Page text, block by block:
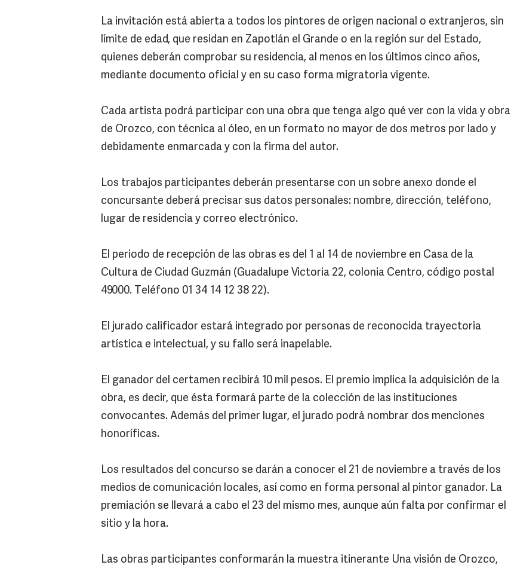
La invitación está abierta a todos los pintores de origen nacional o extranjeros, sin
límite de edad, que residan en Zapotlán el Grande o en la región sur del Estado,
quienes deberán comprobar su residencia, al menos en los últimos cinco años,
mediante documento oficial y en su caso forma migratoria vigente.
Cada artista podrá participar con una obra que tenga algo qué ver con la vida y obra
de Orozco, con técnica al óleo, en un formato no mayor de dos metros por lado y
debidamente enmarcada y con la firma del autor.
Los trabajos participantes deberán presentarse con un sobre anexo donde el
concursante deberá precisar sus datos personales: nombre, dirección, teléfono,
lugar de residencia y correo electrónico.
El periodo de recepción de las obras es del 1 al 14 de noviembre en Casa de la
Cultura de Ciudad Guzmán (Guadalupe Victoria 22, colonia Centro, código postal
49000. Teléfono 01 34 14 12 38 22).
El jurado calificador estará integrado por personas de reconocida trayectoria
artística e intelectual, y su fallo será inapelable.
El ganador del certamen recibirá 10 mil pesos. El premio implica la adquisición de la
obra, es decir, que ésta formará parte de la colección de las instituciones
convocantes. Además del primer lugar, el jurado podrá nombrar dos menciones
honoríficas.
Los resultados del concurso se darán a conocer el 21 de noviembre a través de los
medios de comunicación locales, así como en forma personal al pintor ganador. La
premiación se llevará a cabo el 23 del mismo mes, aunque aún falta por confirmar el
sitio y la hora.
Las obras participantes conformarán la muestra itinerante Una visión de Orozco,